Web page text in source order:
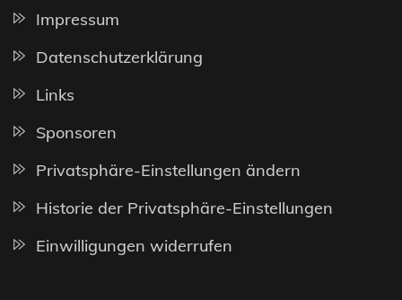
Impressum
Datenschutzerklärung
Links
Sponsoren
Privatsphäre-Einstellungen ändern
Historie der Privatsphäre-Einstellungen
Einwilligungen widerrufen